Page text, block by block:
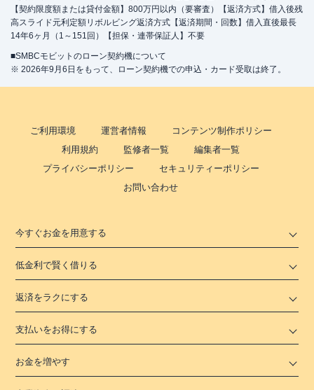
【契約限度額または貸付金額】800万円以内（要審査）【返済方式】借入後残
高スライド元利定額リボルビング返済方式【返済期間・回数】借入直後最長
14年6ヶ月（1～151回）【担保・連帯保証人】不要
■SMBCモビットのローン契約機について
※ 2026年9月6日をもって、ローン契約機での申込・カード受取は終了。
ご利用環境 運営者情報
コンテンツ制作ポリシー
利用規約
監修者一覧
編集者一覧
プライバシーポリシー
セキュリティーポリシー
お問い合わせ
今すぐお金を用意する
低金利で賢く借りる
返済をラクにする
支払いをお得にする
お金を増やす